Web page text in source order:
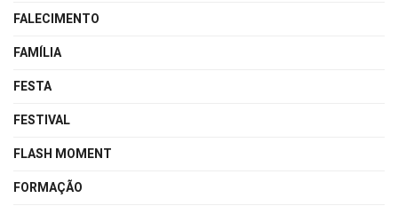
FALECIMENTO
FAMÍLIA
FESTA
FESTIVAL
FLASH MOMENT
FORMAÇÃO